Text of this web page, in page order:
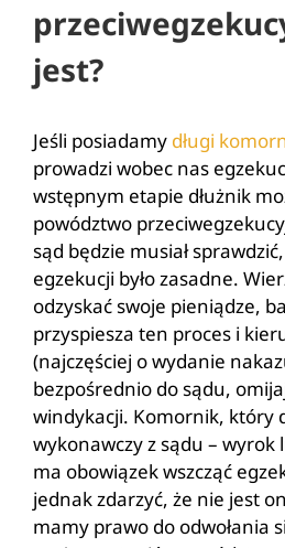
jest?
Jeśli posiadamy długi
prowadzi wobec nas
wstępnym etapie dłużnik
powództwo
sąd będzie musiał
egzekucji było zasadne.
odzyskać swoje pieniądze,
przyspiesza ten proces i
(najczęściej o wydanie
bezpośrednio do sądu,
windykacji. Komornik, który
wykonawczy z sądu – wyrok
ma obowiązek wszcząć
jednak zdarzyć, że nie jest
mamy prawo do odwołania